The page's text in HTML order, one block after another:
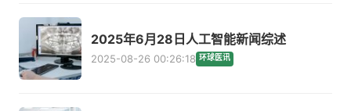
2025年6月28日人工智能新闻综述
2025-08-26 00:26:18 环球医讯